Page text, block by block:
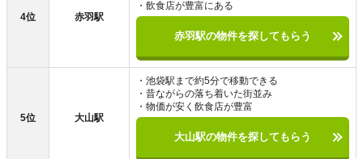
4位 赤羽駅
・飲食店が豊富にある
赤羽駅の物件を探してもらう
5位 大山駅
・池袋駅まで約5分で移動できる
・昔ながらの落ち着いた街並み
・物価が安く飲食店が豊富
大山駅の物件を探してもらう